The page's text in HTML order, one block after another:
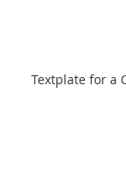
Textplate for a